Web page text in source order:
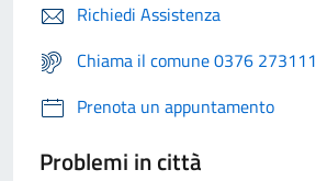
Richiedi Assistenza
Chiama il comune 0376 273111
Prenota un appuntamento
Problemi in città